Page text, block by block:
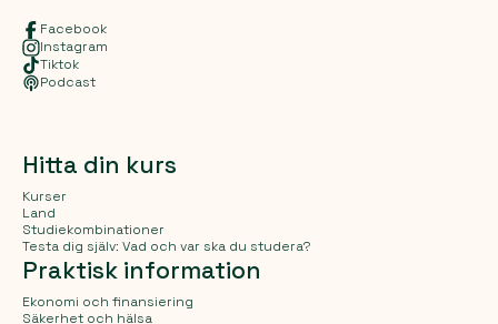
Facebook
Instagram
Tiktok
Podcast
Hitta din kurs
Kurser
Land
Studiekombinationer
Testa dig själv: Vad och var ska du studera?
Praktisk information
Ekonomi och finansiering
Säkerhet och hälsa